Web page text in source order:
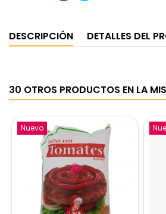
DESCRIPCIÓN DETALLES DEL
30 OTROS PRODUCTOS EN LA
Nuevo